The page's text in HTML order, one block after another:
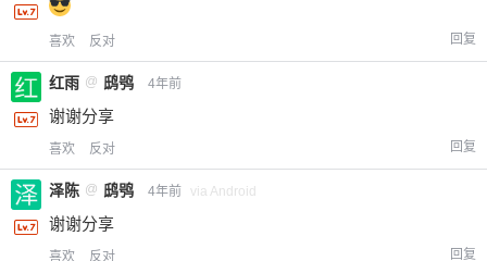
喜欢 反对 回复
红雨 @ 鸱鸮 4年前
谢谢分享
喜欢 反对 回复
泽陈 @ 鸱鸮 4年前 via Android
谢谢分享
喜欢 反对 回复